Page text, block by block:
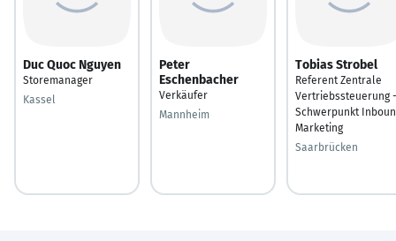
Duc Quoc Nguyen
Storemanager
Kassel
Peter
Eschenbacher
Verkäufer
Mannheim
Tobias Strobel
Referent Zentrale
Vertriebssteuerung -
Schwerpunkt
Marketing
Saarbrücken